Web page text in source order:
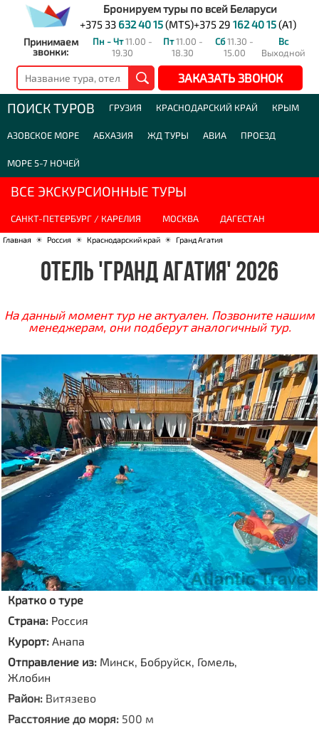
Бронируем туры по всей Беларуси
+375 33 632 40 15(MTS)+375 29 162 40 15(A1)
Принимаем
звонки:
Пн - Чт11.00 -
19.30
Пт11.00 -
18.30
Сб11.30 -
15.00
Вс
Выходной
ЗАКАЗАТЬ ЗВОНОК
ПОИСК ТУРОВ ГРУЗИЯ КРАСНОДАРСКИЙ КРАЙ КРЫМ
АЗОВСКОЕ МОРЕ АБХАЗИЯ ЖД ТУРЫ АВИА ПРОЕЗД
МОРЕ 5-7 НОЧЕЙ
ВСЕ ЭКСКУРСИОННЫЕ ТУРЫ
САНКТ-ПЕТЕРБУРГ / КАРЕЛИЯ МОСКВА ДАГЕСТАН
Главная ☀ Россия ☀ Краснодарский край ☀ Гранд Агатия
ОТЕЛЬ 'ГРАНД АГАТИЯ' 2026
На данный момент тур не актуален. Позвоните нашим
менеджерам, они подберут аналогичный тур.
Кратко о туре
Страна: Россия
Курорт:Анапа
Отправление из: Минск, Бобруйск, Гомель,
Жлобин
Район: Витязево
Расстояние до моря: 500 м